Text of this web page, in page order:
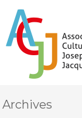
Archives